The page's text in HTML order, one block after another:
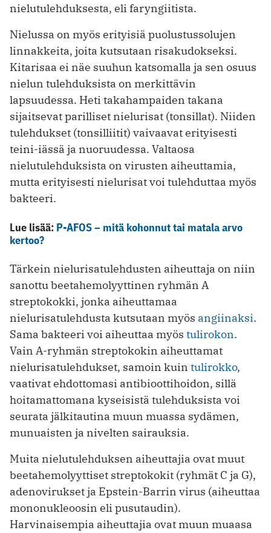
nielutulehduksesta, eli faryngiitista.
Nielussa on myös erityisiä puolustussolujen
linnakkeita, joita kutsutaan risakudokseksi.
Kitarisaa ei näe suuhun katsomalla ja sen osuus
nielun tulehduksista on merkittävin
lapsuudessa. Heti takahampaiden takana
sijaitsevat parilliset nielurisat (tonsillat). Niiden
tulehdukset (tonsilliitit) vaivaavat erityisesti
teini-iässä ja nuoruudessa. Valtaosa
nielutulehduksista on virusten aiheuttamia,
mutta erityisesti nielurisat voi tulehduttaa myös
bakteeri.
Lue lisää: P-AFOS – mitä kohonnut tai matala arvo
kertoo?
Tärkein nielurisatulehdusten aiheuttaja on niin
sanottu beetahemolyyttinen ryhmän A
streptokokki, jonka aiheuttamaa
nielurisatulehdusta kutsutaan myös angiinaksi.
Sama bakteeri voi aiheuttaa myös tulirokon.
Vain A-ryhmän streptokokin aiheuttamat
nielurisatulehdukset, samoin kuin tulirokko,
vaativat ehdottomasi antibioottihoidon, sillä
hoitamattomana kyseisistä tulehduksista voi
seurata jälkitautina muun muassa sydämen,
munuaisten ja nivelten sairauksia.
Muita nielutulehduksen aiheuttajia ovat muut
beetahemolyyttiset streptokokit (ryhmät C ja G),
adenovirukset ja Epstein-Barrin virus (aiheuttaa
mononukleoosin eli pusutaudin).
Harvinaisempia aiheuttajia ovat muun muaasa